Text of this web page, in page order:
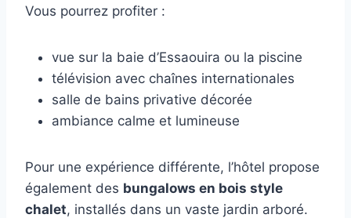
Vous pourrez profiter :
vue sur la baie d’Essaouira ou la piscine
télévision avec chaînes internationales
salle de bains privative décorée
ambiance calme et lumineuse
Pour une expérience différente, l’hôtel propose
également des bungalows en bois style
chalet, installés dans un vaste jardin arboré.